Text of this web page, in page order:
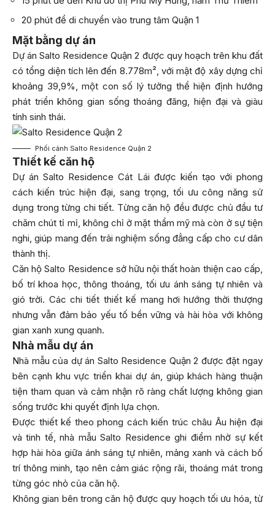
20 phút để di chuyển vào trung tâm Quận 1
Mặt bằng dự án
Dự án Salto Residence Quận 2 được quy hoạch trên khu đất
có tổng diện tích lên đến 8.778m², với mật độ xây dựng chỉ
khoảng 39,9%, một con số lý tưởng thể hiện định hướng
phát triển không gian sống thoáng đãng, hiện đại và giàu
tính sinh thái.
Phối cảnh Salto Residence Quận 2
Thiết kế căn hộ
Dự án Salto Residence Cát Lái được kiến tạo với phong
cách kiến trúc hiện đại, sang trọng, tối ưu công năng sử
dụng trong từng chi tiết. Từng căn hộ đều được chủ đầu tư
chăm chút tỉ mỉ, không chỉ ở mặt thẩm mỹ mà còn ở sự tiện
nghi, giúp mang đến trải nghiệm sống đẳng cấp cho cư dân
thành thị.
Căn hộ Salto Residence sở hữu nội thất hoàn thiện cao cấp,
bố trí khoa học, thông thoáng, tối ưu ánh sáng tự nhiên và
gió trời. Các chi tiết thiết kế mang hơi hướng thời thượng
nhưng vẫn đảm bảo yếu tố bền vững và hài hòa với không
gian xanh xung quanh.
Nhà mẫu dự án
Nhà mẫu của dự án Salto Residence Quận 2 được đặt ngay
bên cạnh khu vực triển khai dự án, giúp khách hàng thuận
tiện tham quan và cảm nhận rõ ràng chất lượng không gian
sống trước khi quyết định lựa chọn.
Được thiết kế theo phong cách kiến trúc châu Âu hiện đại
và tinh tế, nhà mẫu Salto Residence ghi điểm nhờ sự kết
hợp hài hòa giữa ánh sáng tự nhiên, mảng xanh và cách bố
trí thông minh, tạo nên cảm giác rộng rãi, thoáng mát trong
từng góc nhỏ của căn hộ.
Không gian bên trong căn hộ được quy hoạch tối ưu hóa, từ